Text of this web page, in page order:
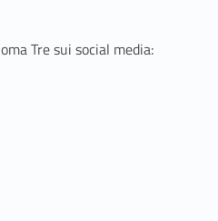
Tre sui social media: